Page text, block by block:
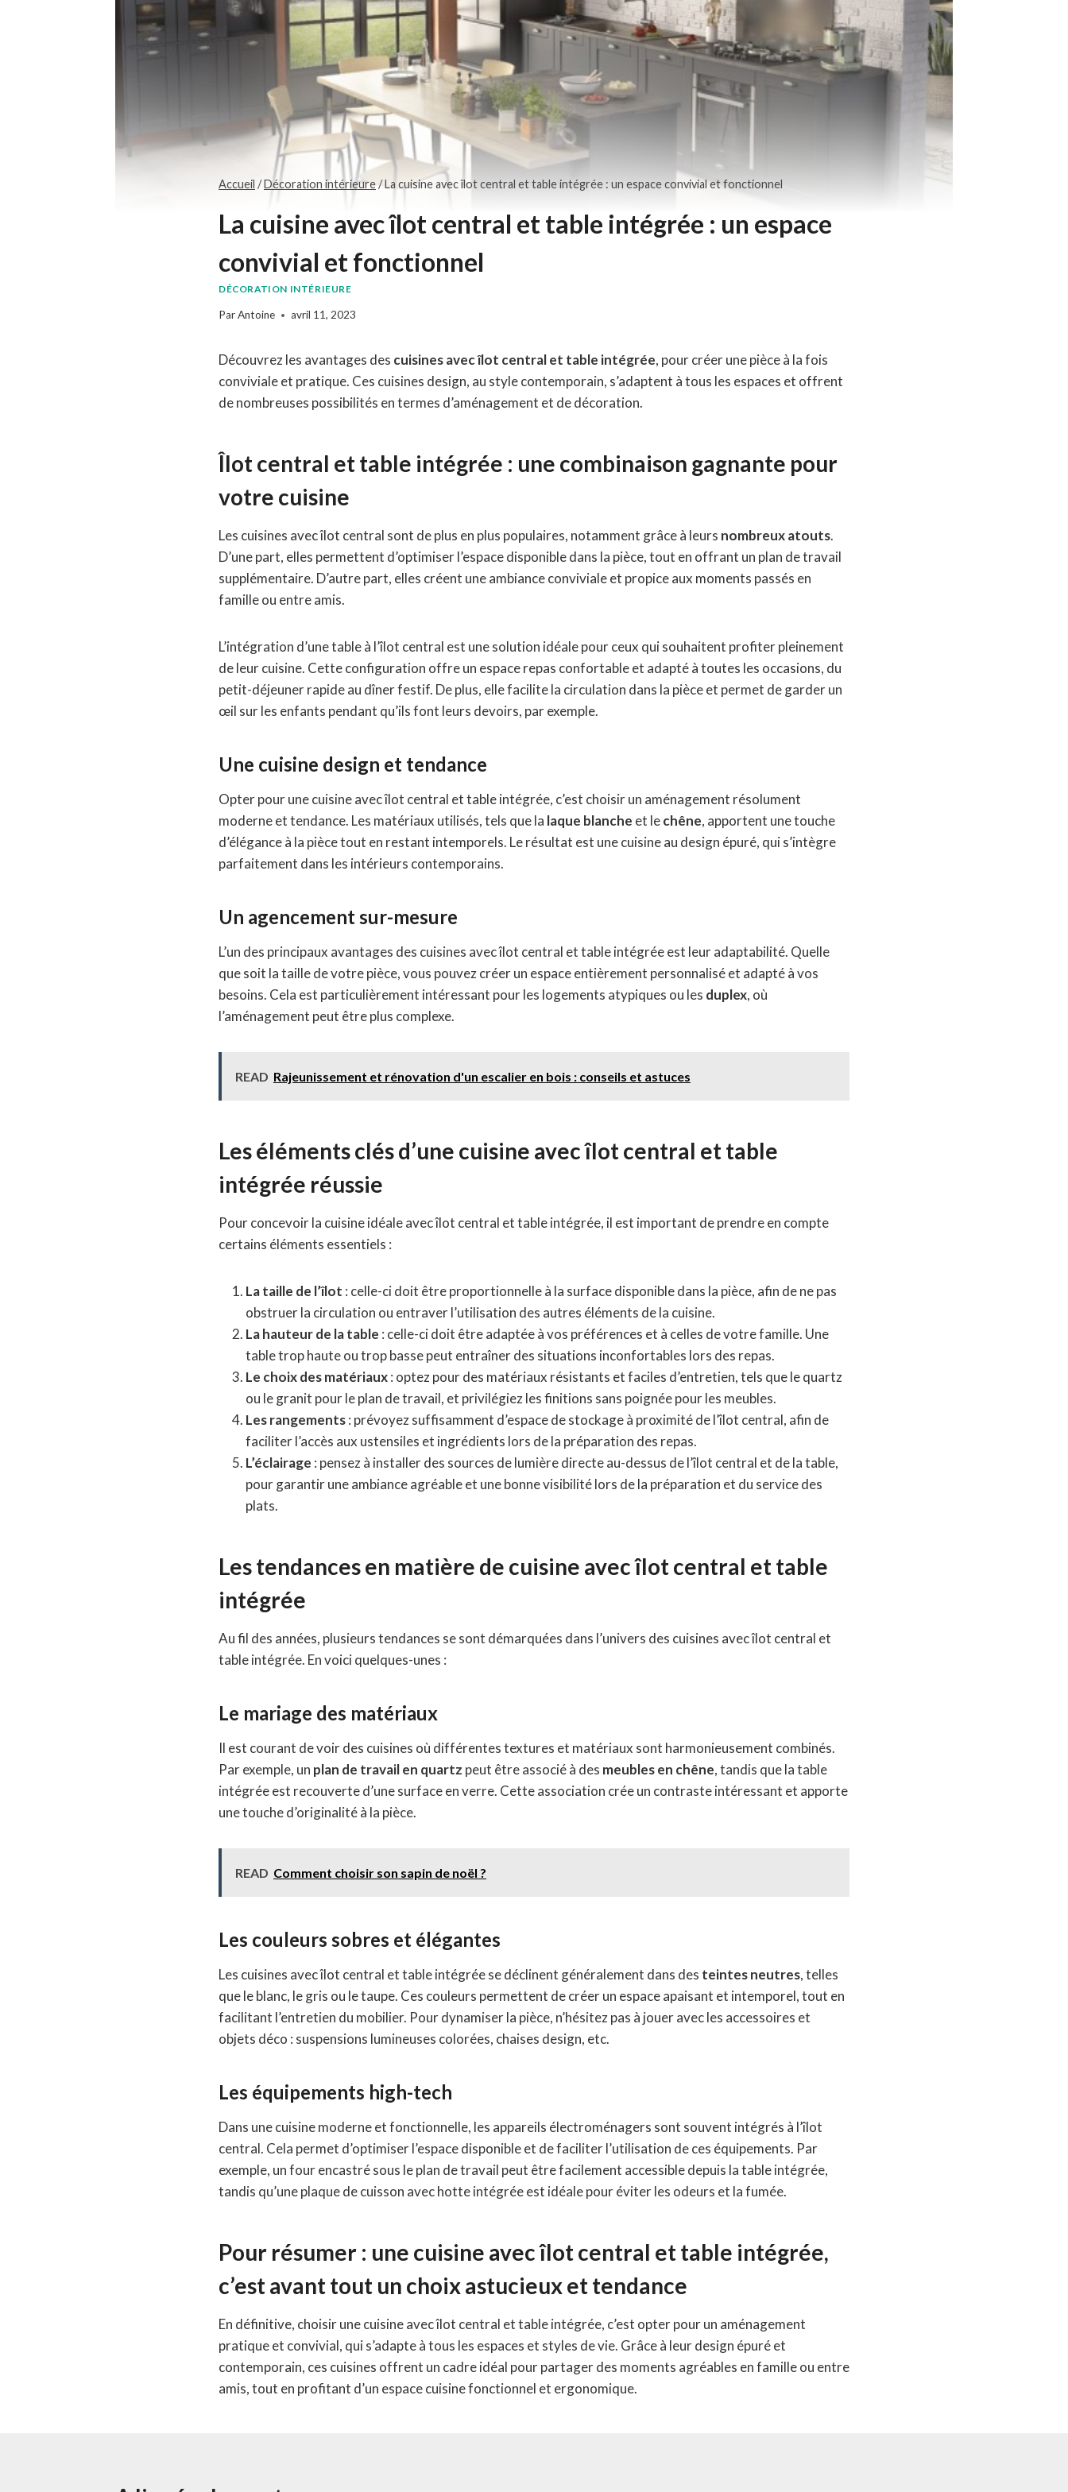
Accueil /Décoration intérieure/La cuisine avec îlot central et table intégrée : un espace convivial et fonctionnel
La cuisine avec îlot central et table intégrée : un espace
convivial et fonctionnel
DÉCORATION INTÉRIEURE
ParAntoine avril 11, 2023
Découvrez les avantages des cuisines avec îlot central et table intégrée, pour créer une pièce à la fois
conviviale et pratique. Ces cuisines design, au style contemporain, s’adaptent à tous les espaces et offrent
de nombreuses possibilités en termes d’aménagement et de décoration.
Îlot central et table intégrée : une combinaison gagnante pour
votre cuisine
Les cuisines avec îlot central sont de plus en plus populaires, notamment grâce à leurs nombreux atouts.
D’une part, elles permettent d’optimiser l’espace disponible dans la pièce, tout en offrant un plan de travail
supplémentaire. D’autre part, elles créent une ambiance conviviale et propice aux moments passés en
famille ou entre amis.
L’intégration d’une table à l’îlot central est une solution idéale pour ceux qui souhaitent profiter pleinement
de leur cuisine. Cette configuration offre un espace repas confortable et adapté à toutes les occasions, du
petit-déjeuner rapide au dîner festif. De plus, elle facilite la circulation dans la pièce et permet de garder un
œil sur les enfants pendant qu’ils font leurs devoirs, par exemple.
Une cuisine design et tendance
Opter pour une cuisine avec îlot central et table intégrée, c’est choisir un aménagement résolument
moderne et tendance. Les matériaux utilisés, tels que la laque blanche et lechêne, apportent une touche
d’élégance à la pièce tout en restant intemporels. Le résultat est une cuisine au design épuré, qui s’intègre
parfaitement dans les intérieurs contemporains.
Un agencement sur-mesure
L’un des principaux avantages des cuisines avec îlot central et table intégrée est leur adaptabilité. Quelle
que soit la taille de votre pièce, vous pouvez créer un espace entièrement personnalisé et adapté à vos
besoins. Cela est particulièrement intéressant pour les logements atypiques ou les duplex, où
l’aménagement peut être plus complexe.
READ Rajeunissement et rénovation d'un escalier en bois : conseils et astuces
Les éléments clés d’une cuisine avec îlot central et table
intégrée réussie
Pour concevoir la cuisine idéale avec îlot central et table intégrée, il est important de prendre en compte
certains éléments essentiels :
La taille de l’îlot : celle-ci doit être proportionnelle à la surface disponible dans la pièce, afin de ne pas
obstruer la circulation ou entraver l’utilisation des autres éléments de la cuisine.
La hauteur de la table : celle-ci doit être adaptée à vos préférences et à celles de votre famille. Une
table trop haute ou trop basse peut entraîner des situations inconfortables lors des repas.
Le choix des matériaux: optez pour des matériaux résistants et faciles d’entretien, tels que le quartz
ou le granit pour le plan de travail, et privilégiez les finitions sans poignée pour les meubles.
Les rangements: prévoyez suffisamment d’espace de stockage à proximité de l’îlot central, afin de
faciliter l’accès aux ustensiles et ingrédients lors de la préparation des repas.
L’éclairage : pensez à installer des sources de lumière directe au-dessus de l’îlot central et de la table,
pour garantir une ambiance agréable et une bonne visibilité lors de la préparation et du service des
plats.
Les tendances en matière de cuisine avec îlot central et table
intégrée
Au fil des années, plusieurs tendances se sont démarquées dans l’univers des cuisines avec îlot central et
table intégrée. En voici quelques-unes :
Le mariage des matériaux
Il est courant de voir des cuisines où différentes textures et matériaux sont harmonieusement combinés.
Par exemple, un plan de travail en quartz peut être associé à des meubles en chêne, tandis que la table
intégrée est recouverte d’une surface en verre. Cette association crée un contraste intéressant et apporte
une touche d’originalité à la pièce.
READ Comment choisir son sapin de noël ?
Les couleurs sobres et élégantes
Les cuisines avec îlot central et table intégrée se déclinent généralement dans des teintes neutres, telles
que le blanc, le gris ou le taupe. Ces couleurs permettent de créer un espace apaisant et intemporel, tout en
facilitant l’entretien du mobilier. Pour dynamiser la pièce, n’hésitez pas à jouer avec les accessoires et
objets déco : suspensions lumineuses colorées, chaises design, etc.
Les équipements high-tech
Dans une cuisine moderne et fonctionnelle, les appareils électroménagers sont souvent intégrés à l’îlot
central. Cela permet d’optimiser l’espace disponible et de faciliter l’utilisation de ces équipements. Par
exemple, un four encastré sous le plan de travail peut être facilement accessible depuis la table intégrée,
tandis qu’une plaque de cuisson avec hotte intégrée est idéale pour éviter les odeurs et la fumée.
Pour résumer : une cuisine avec îlot central et table intégrée,
c’est avant tout un choix astucieux et tendance
En définitive, choisir une cuisine avec îlot central et table intégrée, c’est opter pour un aménagement
pratique et convivial, qui s’adapte à tous les espaces et styles de vie. Grâce à leur design épuré et
contemporain, ces cuisines offrent un cadre idéal pour partager des moments agréables en famille ou entre
amis, tout en profitant d’un espace cuisine fonctionnel et ergonomique.